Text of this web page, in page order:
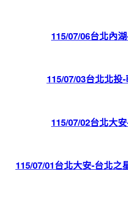
115/07/06台北內
115/07/03台北北投
115/07/02台北大
115/07/01台北大安-台北